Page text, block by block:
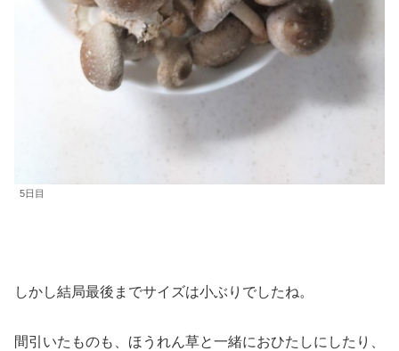
5日目
しかし結局最後までサイズは小ぶりでしたね。
間引いたものも、ほうれん草と一緒におひたしにしたり、